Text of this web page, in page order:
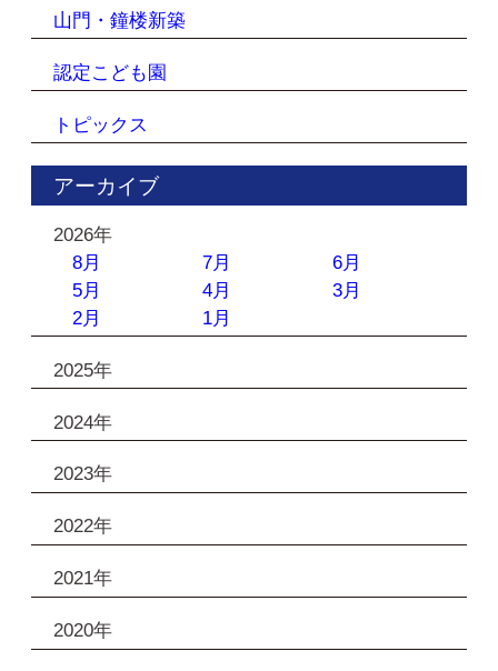
山門・鐘楼新築
認定こども園
トピックス
アーカイブ
2026年
8月
7月
6月
5月
4月
3月
2月
1月
2025年
2024年
2023年
2022年
2021年
2020年